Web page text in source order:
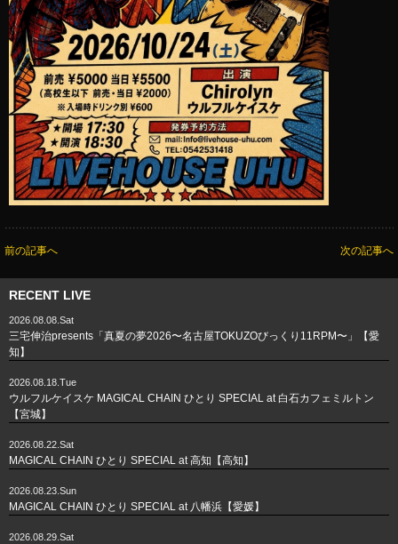
前の記事へ 次の記事へ
RECENT LIVE
2026.08.08.Sat
三宅伸治presents「真夏の夢2026〜名古屋TOKUZOびっくり11RPM〜」【愛
知】
2026.08.18.Tue
ウルフルケイスケ MAGICAL CHAIN ひとり SPECIAL at 白石カフェミルトン
【宮城】
2026.08.22.Sat
MAGICAL CHAIN ひとり SPECIAL at 高知【高知】
2026.08.23.Sun
MAGICAL CHAIN ひとり SPECIAL at 八幡浜【愛媛】
2026.08.29.Sat